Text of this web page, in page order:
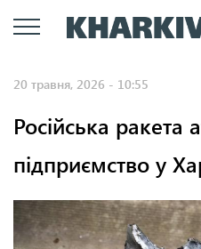
20 травня, 2026 - 10:55
Російська ракета
підприємство у